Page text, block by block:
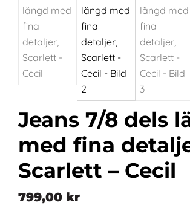
Jeans 7/8 dels
med fina
Scarlett – Cecil
799,00 kr